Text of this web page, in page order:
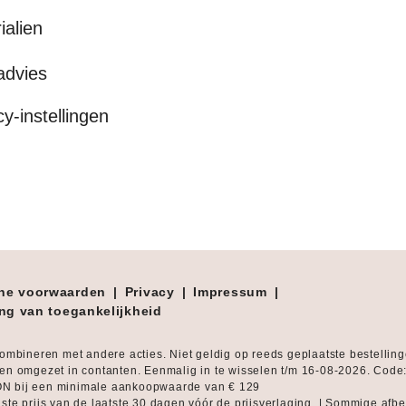
instellingen
voorwaarden | Privacy | Impressum
|
van toegankelijkheid
met andere acties. Niet geldig op reeds geplaatste
omgezet in contanten. Eenmalig in te wisselen t/m 16-08-2026.
bij een minimale aankoopwaarde van € 129
prijs van de laatste 30 dagen vóór de prijsverlaging. | Sommige